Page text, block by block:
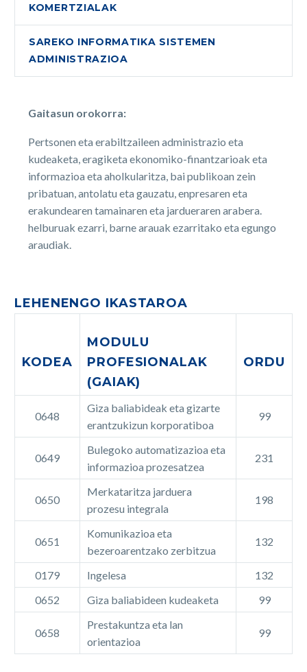
KOMERTZIALAK
SAREKO INFORMATIKA SISTEMEN
ADMINISTRAZIOA
Gaitasun orokorra:
Pertsonen eta erabiltzaileen administrazio eta
kudeaketa, eragiketa ekonomiko-finantzarioak eta
informazioa eta aholkularitza, bai publikoan zein
pribatuan, antolatu eta gauzatu, enpresaren eta
erakundearen tamainaren eta jardueraren arabera.
helburuak ezarri, barne arauak ezarritako eta egungo
araudiak.
LEHENENGO IKASTAROA
KODEA
MODULU
PROFESIONALAK
(GAIAK)
ORDU
0648
Giza baliabideak eta gizarte
erantzukizun korporatiboa
99
0649
Bulegoko automatizazioa eta
informazioa prozesatzea
231
0650
Merkataritza jarduera
prozesu integrala
198
0651
Komunikazioa eta
bezeroarentzako zerbitzua
132
0179 Ingelesa
132
0652
Giza baliabideen kudeaketa 99
0658
Prestakuntza eta lan
orientazioa
99